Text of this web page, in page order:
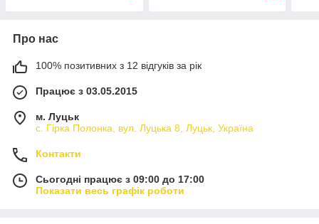
Про нас
100% позитивних з 12 відгуків за рік
Працює з 03.05.2015
м. Луцьк
с. Гірка Полонка, вул. Луцька 8, Луцьк, Україна
Контакти
Сьогодні працює з 09:00 до 17:00
Показати весь графік роботи